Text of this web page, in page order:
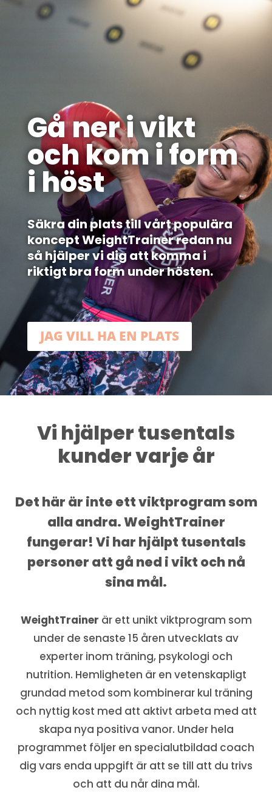
Gå ner i vikt
och kom i form
i höst
Säkra din plats till vårt populära
koncept WeightTrainer redan nu
så hjälper vi dig att komma i
riktigt bra form under hösten.
JAG VILL HA EN PLATS
Vi hjälper tusentals
kunder varje år
Det här är inte ett viktprogram som
alla andra. WeightTrainer
fungerar! Vi har hjälpt tusentals
personer att gå ned i vikt och nå
sina mål.
WeightTrainer är ett unikt viktprogram som
under de senaste 15 åren utvecklats av
experter inom träning, psykologi och
nutrition. Hemligheten är en vetenskapligt
grundad metod som kombinerar kul träning
och nyttig kost med att aktivt arbeta med att
skapa nya positiva vanor. Under hela
programmet följer en specialutbildad coach
dig vars enda uppgift är att se till att du trivs
och att du når dina mål.